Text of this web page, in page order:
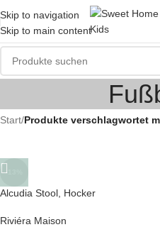
Skip to navigation
Skip to main content
Start/Produkte verschlagwortet
-13%
Alcudia Stool, Hocker
Riviéra Maison